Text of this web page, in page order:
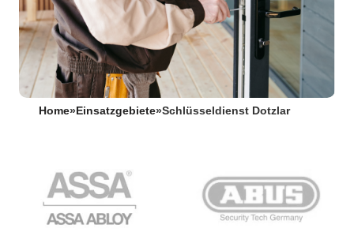
Home» Einsatzgebiete»Schlüsseldienst Dotzlar